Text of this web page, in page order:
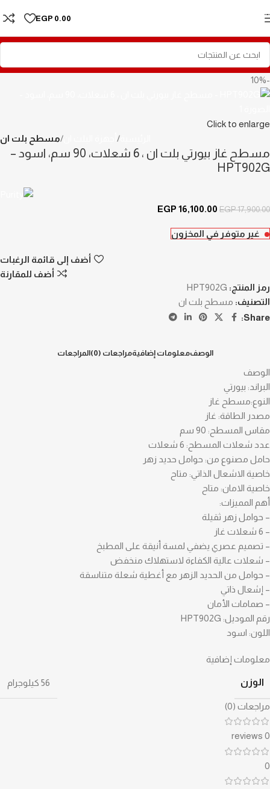
Skip to navigation
EGP 0.00
-10%
Click to enlarge
مسطح بلت ان
مسطح غاز بيورتي بلت ان ، 6 شعلات، 90 سم، اسود –
HPT902G
EGP17,900.00
EGP 16,100.00
غير متوفر في المخزون
أضف إلى قائمة الرغبات
أضف للمقارنة
رمز المنتج: HPT902G
التصنيف: مسطح بلت ان
Share:
الوصفمعلومات إضافيةمراجعات (0) المراجعات
الوصف
البراند: بيورتي
النوع:مسطح غاز
مصدر الطاقة: غاز
مقاس المسطح: 90 سم
عدد شعلات المسطح: 6 شعلات
حامل مصنوع من: حوامل حديد زهر
خاصية الاشعال الذاتي: متاح
خاصية الامان: متاح
أهم المميزات:
– حوامل زهر ثقيلة
– 6 شعلات غاز
– تصميم عصري يضفي لمسة أنيقة على المطبخ
– شعلات عالية الكفاءة لاستهلاك منخفض
– حوامل من الحديد الزهر مع أغطية شعلة متناسقة
– إشعال ذاتي
– صمامات الأمان
رقم الموديل: HPT902G
اللون: اسود
معلومات إضافية
الوزن 56 كيلوجرام
مراجعات (0)
0 reviews
0